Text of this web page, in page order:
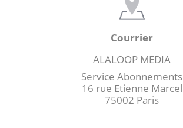
Courrier
ALALOOP MEDIA
Service Abonnements
16 rue Etienne Marcel
75002 Paris